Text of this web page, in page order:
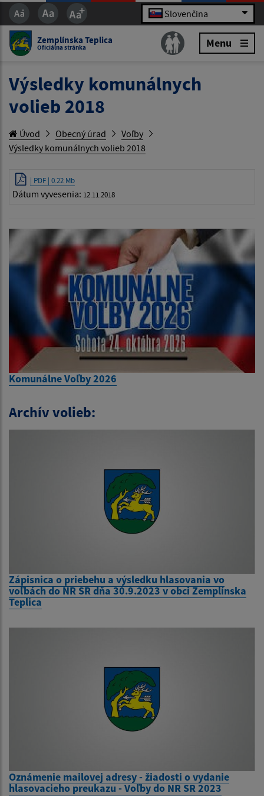
Slovenčina
Zemplínska Teplica
Oficiálna stránka Menu
Výsledky komunálnych
volieb 2018
Úvod Obecný úrad
Voľby
Výsledky komunálnych volieb 2018
| PDF | 0.22 Mb
Dátum vyvesenia: 12.11.2018
Komunálne Voľby 2026
Archív volieb:
Zápisnica o priebehu a výsledku hlasovania vo
voľbách do NR SR dňa 30.9.2023 v obci Zemplínska
Teplica
Oznámenie mailovej adresy - žiadosti o vydanie
hlasovacieho preukazu - Voľby do NR SR 2023